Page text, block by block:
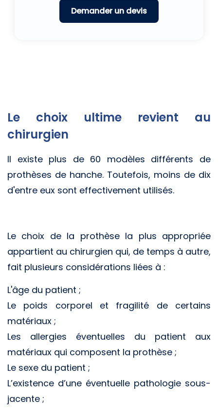
Le choix ultime revient au
chirurgien
Il existe plus de 60 modèles différents de
prothèses de hanche. Toutefois, moins de dix
d'entre eux sont effectivement utilisés.
Le choix de la prothèse la plus appropriée
appartient au chirurgien qui, de temps à autre,
fait plusieurs considérations liées à :
L'âge du patient ;
Le poids corporel et fragilité de certains
matériaux ;
Les allergies éventuelles du patient aux
matériaux qui composent la prothèse ;
Le sexe du patient ;
L’existence d’une éventuelle pathologie sous-
jacente ;